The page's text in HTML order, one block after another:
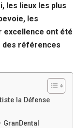
les lieux les plus
les
excellence ont été
des références
la Défense